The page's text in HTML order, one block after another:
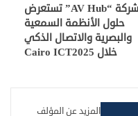
شركة “AV Hub” تستعرض
حلول الأنظمة السمعية
والبصرية والاتصال الذكي
خلال Cairo ICT2025
المزيد عن المؤلف